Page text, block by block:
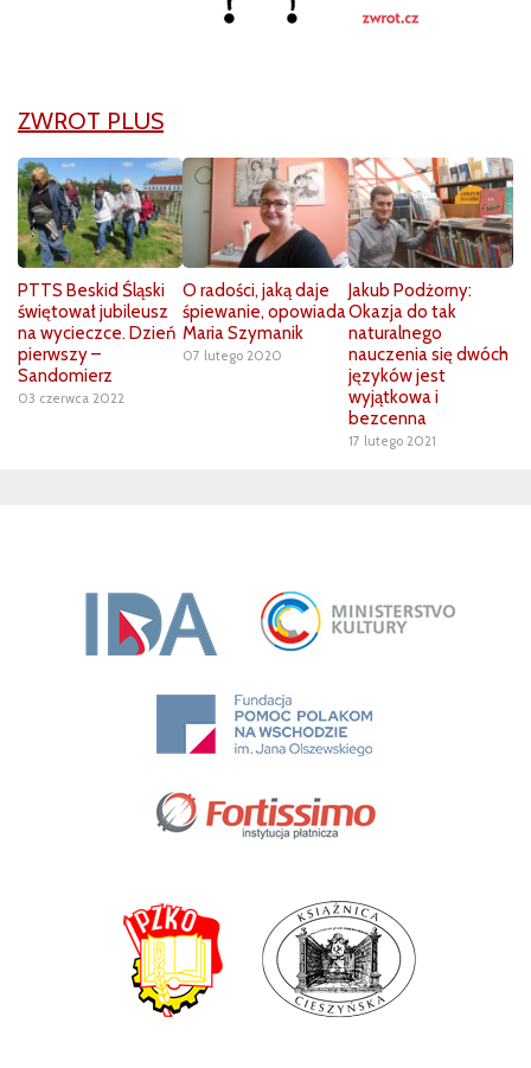
ZWROT PLUS
PTTS Beskid Śląski
świętował jubileusz
na wycieczce. Dzień
pierwszy –
Sandomierz
03 czerwca 2022
O radości, jaką daje
śpiewanie, opowiada
Maria Szymanik
07 lutego 2020
Jakub Podżorny:
Okazja do tak
naturalnego
nauczenia się dwóch
języków jest
wyjątkowa i
bezcenna
17 lutego 2021